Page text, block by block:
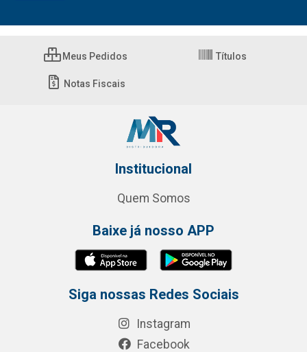
Meus Pedidos Títulos
Notas Fiscais
Institucional
Quem Somos
Baixe já nosso APP
Siga nossas Redes Sociais
Instagram
Facebook